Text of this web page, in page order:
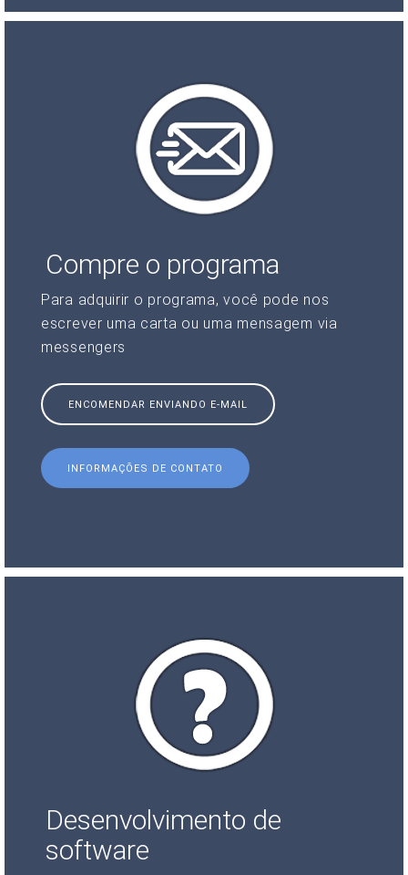
Compre o programa
Para adquirir o programa, você pode nos
escrever uma carta ou uma mensagem via
messengers
ENCOMENDAR ENVIANDO E-MAIL
INFORMAÇÕES DE CONTATO
Desenvolvimento de
software